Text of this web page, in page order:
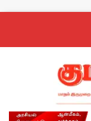
content